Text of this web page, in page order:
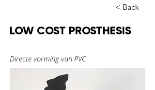
< Back
LOW COST PROSTHESIS
Directe vorming van PVC